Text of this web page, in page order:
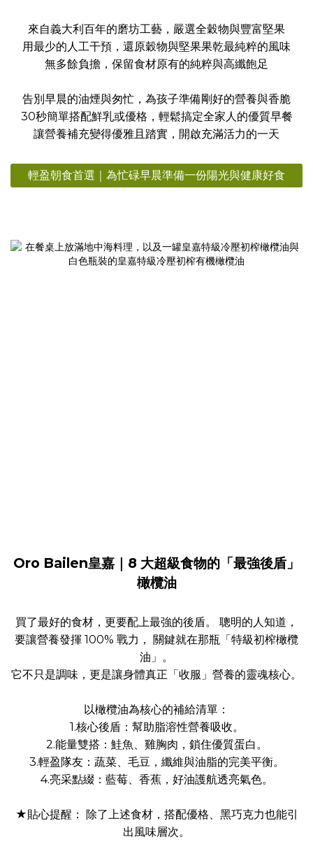
來自義大利百年的磨坊工藝，嚴選全穀物與豐富堅果
用最少的人工干預，還原穀物與堅果果乾最純粹的風味
無多餘負擔，保留食材原有的純粹與高纖飽足
告別早晨的油煙與匆忙，為孩子準備剛好的營養與香脆
30秒簡單搭配鮮乳或優格，輕鬆搞定全家人的優質早餐
讓營養補充變得優雅且踏實，開啟充滿活力的一天
輕盈朝食首選｜為忙碌早晨準備一份陽光與健康好食
Oro Bailen皇嘉｜8 大超級食物的「最強後盾」
橄欖油
買了最好的食材，更要配上最強的後盾。 聰明的人知道，
要讓營養發揮 100% 戰力， 關鍵就在那瓶「特級初榨橄欖
油」。
它不只是調味，更是讓身體真正「收服」營養的靈魂核心。
以橄欖油為核心的補給清單：
1.核心後盾：幫助脂溶性營養吸收。
2.能量雙搭：鮭魚、雞胸肉，鎖住優質蛋白。
3.輕盈隊友：蔬菜、毛豆，纖維與油脂的完美平衡。
4.亮采點綴：藍莓、香蕉，好油護航透亮氣色。
★貼心提醒： 除了上述食材，搭配優格、黑巧克力也能引
出風味層次。